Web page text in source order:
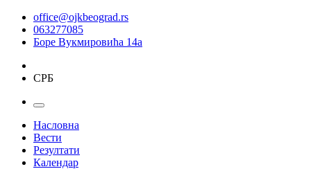
office@ojkbeograd.rs
063277085
Боре Вукмировића 14а
СРБ
Насловна
Вести
Резултати
Календар